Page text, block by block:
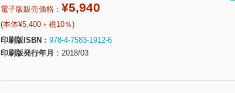
電子版販売価格： ¥5,940
(本体¥5,400＋税10％)
印刷版ISBN
978-4-7583-1912-6
印刷版発行年月
2018/03